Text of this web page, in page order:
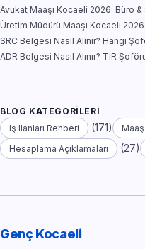
Avukat Maaşı Kocaeli 2026: Büro &
Üretim Müdürü Maaşı Kocaeli
SRC Belgesi Nasıl Alınır? Hangi
ADR Belgesi Nasıl Alınır? TIR
BLOG KATEGORILERI
İş İlanları Rehberi
(171)
Hesaplama Açıklamaları (27)
Genç Kocaeli